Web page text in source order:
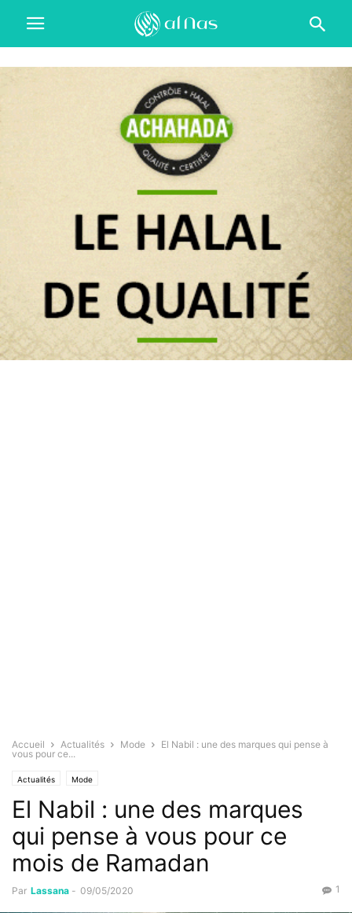
Accueil Actualités Mode
El Nabil : une des marques qui pense à
vous pour ce...
Actualités Mode
El Nabil : une des marques
qui pense à vous pour ce
mois de Ramadan
Par Lassana - 09/05/2020 1